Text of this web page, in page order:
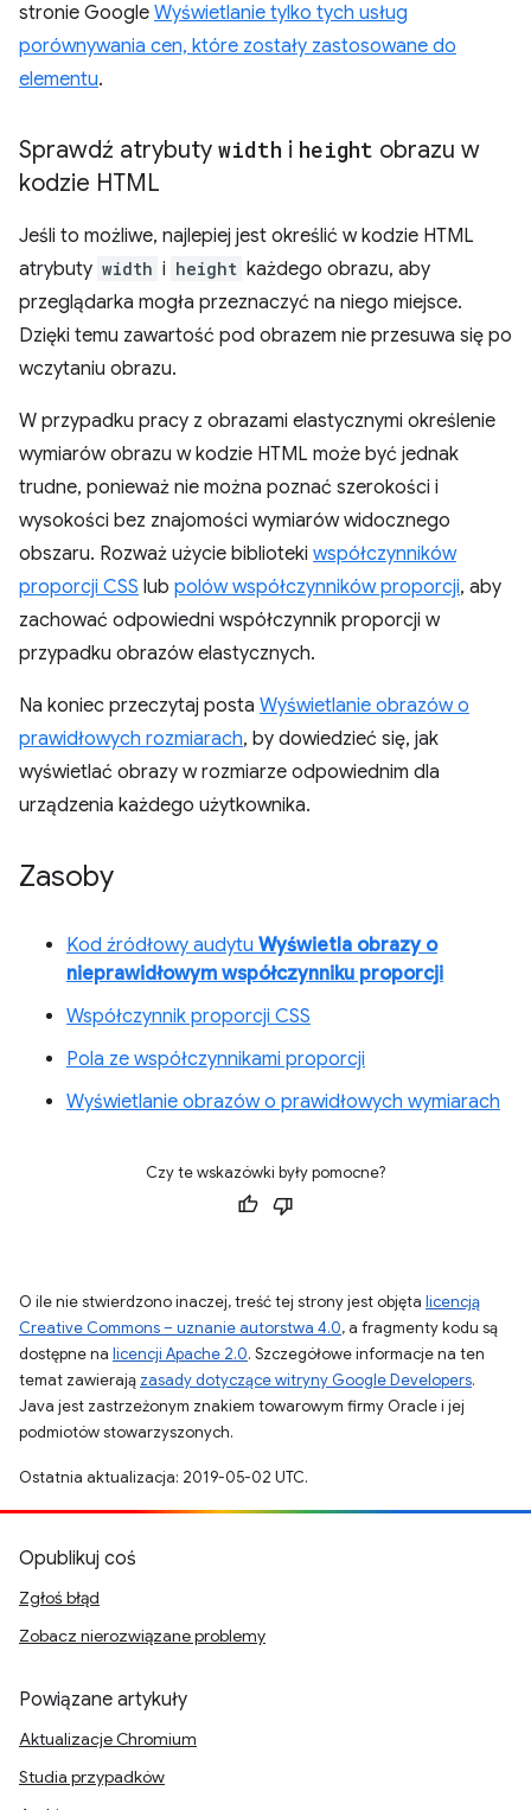
stronie Google Wyświetlanie tylko tych usług
porównywania cen, które zostały zastosowane do
elementu.
Sprawdź atrybuty width i height obrazu w
kodzie HTML
Jeśli to możliwe, najlepiej jest określić w kodzie HTML
atrybuty width i height każdego obrazu, aby
przeglądarka mogła przeznaczyć na niego miejsce.
Dzięki temu zawartość pod obrazem nie przesuwa się po
wczytaniu obrazu.
W przypadku pracy z obrazami elastycznymi określenie
wymiarów obrazu w kodzie HTML może być jednak
trudne, ponieważ nie można poznać szerokości i
wysokości bez znajomości wymiarów widocznego
obszaru. Rozważ użycie biblioteki współczynników
proporcji CSS lub polów współczynników proporcji, aby
zachować odpowiedni współczynnik proporcji w
przypadku obrazów elastycznych.
Na koniec przeczytaj posta Wyświetlanie obrazów o
prawidłowych rozmiarach, by dowiedzieć się, jak
wyświetlać obrazy w rozmiarze odpowiednim dla
urządzenia każdego użytkownika.
Zasoby
Kod źródłowy audytu Wyświetla obrazy o
nieprawidłowym współczynniku proporcji
Współczynnik proporcji CSS
Pola ze współczynnikami proporcji
Wyświetlanie obrazów o prawidłowych wymiarach
Czy te wskazówki były pomocne?
O ile nie stwierdzono inaczej, treść tej strony jest objęta licencją
Creative Commons – uznanie autorstwa 4.0, a fragmenty kodu są
dostępne na licencji Apache 2.0. Szczegółowe informacje na ten
temat zawierają zasady dotyczące witryny Google Developers.
Java jest zastrzeżonym znakiem towarowym firmy Oracle i jej
podmiotów stowarzyszonych.
Ostatnia aktualizacja: 2019-05-02 UTC.
Opublikuj coś
Zgłoś błąd
Zobacz nierozwiązane problemy
Powiązane artykuły
Aktualizacje Chromium
Studia przypadków